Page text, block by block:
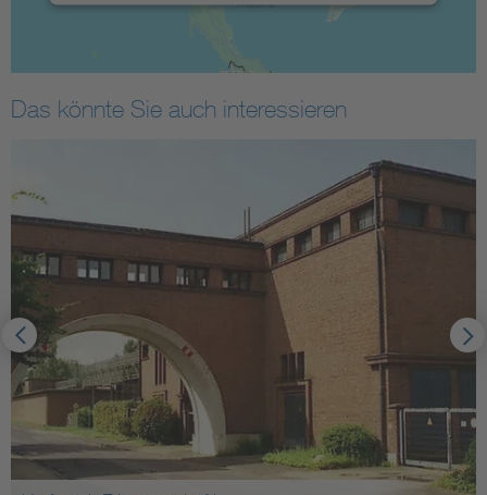
Das könnte Sie auch interessieren